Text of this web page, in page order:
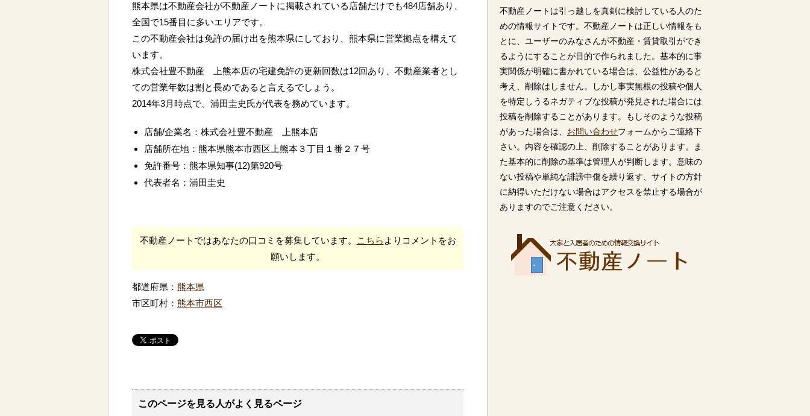
熊本県は不動産会社が不動産ノートに掲載されている店舗だけでも484店舗あり、
全国で15番目に多いエリアです。
この不動産会社は免許の届け出を熊本県にしており、熊本県に営業拠点を構えて
います。
株式会社豊不動産 上熊本店の宅建免許の更新回数は12回あり、不動産業者とし
ての営業年数は割と長めであると言えるでしょう。
2014年3月時点で、浦田圭史氏が代表を務めています。
店舗/企業名：株式会社豊不動産 上熊本店
店舗所在地：熊本県熊本市西区上熊本３丁目１番２７号
免許番号：熊本県知事(12)第920号
代表者名：浦田圭史
不動産ノートではあなたの口コミを募集しています。 こちら よりコメントをお
願いします。
都道府県： 熊本県
市区町村： 熊本市西区
このページを見る人がよく見るページ
不動産ノートは引っ越しを真剣に検討している人のた
めの情報サイトです。不動産ノートは正しい情報をも
とに、ユーザーのみなさんが不動産・賃貸取引ができ
るようにすることが目的で作られました。基本的に事
実関係が明確に書かれている場合は、公益性があると
考え、削除はしません。しかし事実無根の投稿や個人
を特定しうるネガティブな投稿が発見された場合には
投稿を削除することがあります。もしそのような投稿
があった場合は、 お問い合わせフォームからご連絡下
さい。内容を確認の上、削除することがあります。ま
た基本的に削除の基準は管理人が判断します。意味の
ない投稿や単純な誹謗中傷を繰り返す、サイトの方針
に納得いただけない場合はアクセスを禁止する場合が
ありますのでご注意ください。